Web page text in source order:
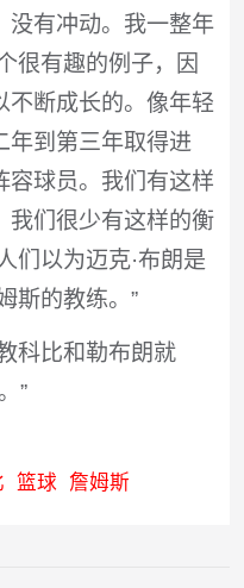
没有冲动。我一整年
很有趣的例子，因
不断成长的。像年轻
年到第三年取得进
容球员。我们有这样
我们很少有这样的衡
们以为迈克·布朗是
斯的教练。”
科比和勒布朗就
”
篮球 詹姆斯